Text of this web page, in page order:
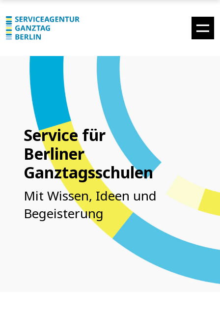
Service für
Berliner
Ganztagsschulen
Mit Wissen, Ideen und
Begeisterung